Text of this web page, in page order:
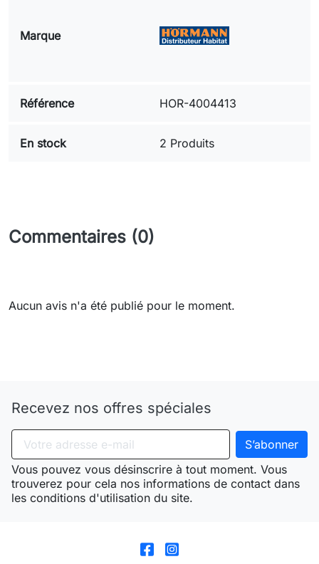
Marque
Référence HOR-4004413
En stock 2 Produits
Commentaires (0)
Aucun avis n'a été publié pour le moment.
Recevez nos offres spéciales
Vous pouvez vous désinscrire à tout moment. Vous
trouverez pour cela nos informations de contact dans
les conditions d'utilisation du site.